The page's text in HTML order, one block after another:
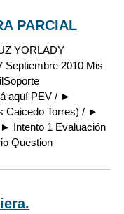
PARCIAL
YORLADY
Septiembre 2010 Mis
aquí PEV / ►
Caicedo Torres) / ►
Intento 1 Evaluación
Question